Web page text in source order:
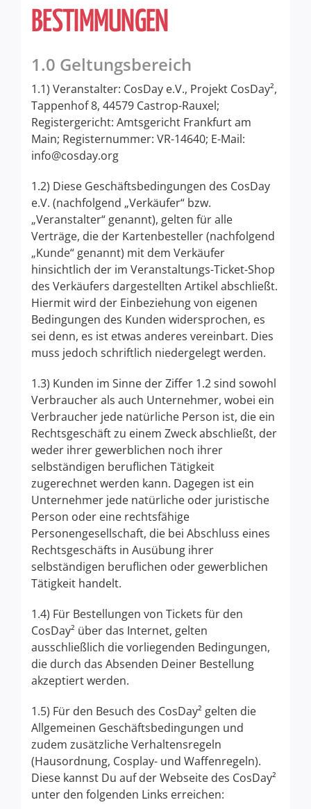
BESTIMMUNGEN
1.0 Geltungsbereich
1.1) Veranstalter: CosDay e.V., Projekt CosDay²,
Tappenhof 8, 44579 Castrop-Rauxel;
Registergericht: Amtsgericht Frankfurt am
Main; Registernummer: VR-14640; E-Mail:
info@cosday.org
1.2) Diese Geschäftsbedingungen des CosDay
e.V. (nachfolgend „Verkäufer“ bzw.
„Veranstalter“ genannt), gelten für alle
Verträge, die der Kartenbesteller (nachfolgend
„Kunde“ genannt) mit dem Verkäufer
hinsichtlich der im Veranstaltungs-Ticket-Shop
des Verkäufers dargestellten Artikel abschließt.
Hiermit wird der Einbeziehung von eigenen
Bedingungen des Kunden widersprochen, es
sei denn, es ist etwas anderes vereinbart. Dies
muss jedoch schriftlich niedergelegt werden.
1.3) Kunden im Sinne der Ziffer 1.2 sind sowohl
Verbraucher als auch Unternehmer, wobei ein
Verbraucher jede natürliche Person ist, die ein
Rechtsgeschäft zu einem Zweck abschließt, der
weder ihrer gewerblichen noch ihrer
selbständigen beruflichen Tätigkeit
zugerechnet werden kann. Dagegen ist ein
Unternehmer jede natürliche oder juristische
Person oder eine rechtsfähige
Personengesellschaft, die bei Abschluss eines
Rechtsgeschäfts in Ausübung ihrer
selbständigen beruflichen oder gewerblichen
Tätigkeit handelt.
1.4) Für Bestellungen von Tickets für den
CosDay² über das Internet, gelten
ausschließlich die vorliegenden Bedingungen,
die durch das Absenden Deiner Bestellung
akzeptiert werden.
1.5) Für den Besuch des CosDay² gelten die
Allgemeinen Geschäftsbedingungen und
zudem zusätzliche Verhaltensregeln
(Hausordnung, Cosplay- und Waffenregeln).
Diese kannst Du auf der Webseite des CosDay²
unter den folgenden Links erreichen: